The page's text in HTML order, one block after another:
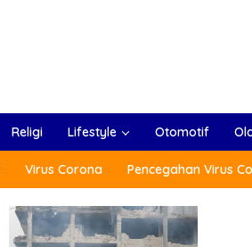
Religi Lifestyle Otomotif
Virus Corona Pencegahan Virus